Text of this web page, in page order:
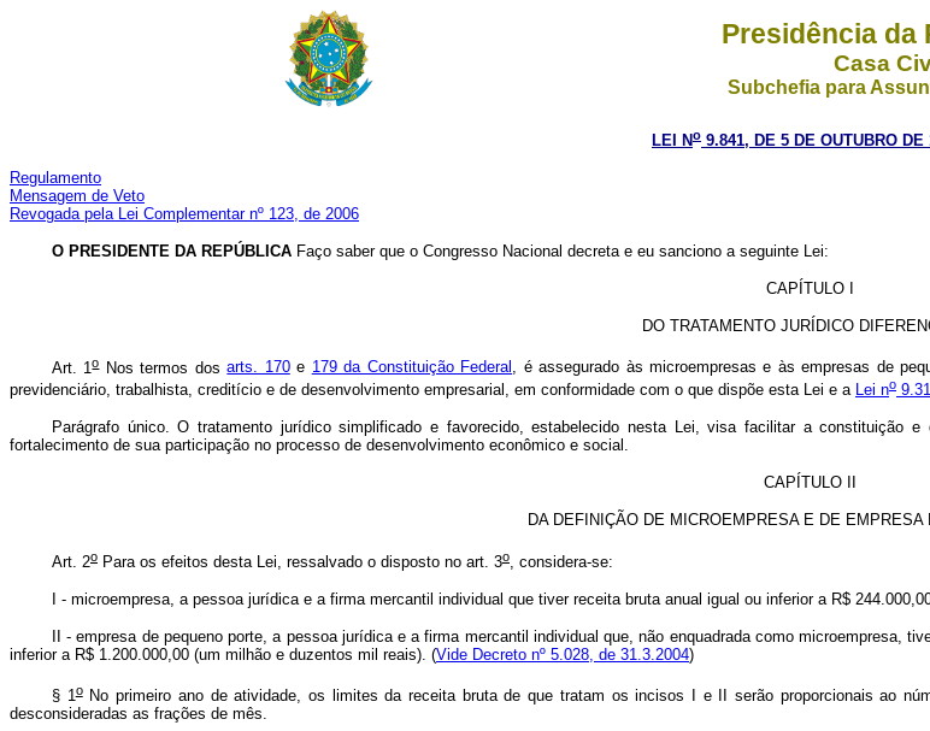
Presidência da
Casa
Subchefia para
LEI No 9.841, DE 5 DE OUTUBRO DE
Regulamento
Mensagem de Veto
Revogada pela Lei Complementar nº 123, de 2006
O PRESIDENTE DA REPÚBLICA Faço saber que o Congresso Nacional decreta e eu sanciono a seguinte Lei:
CAPÍTULO I
DO TRATAMENTO JURÍDICO
Art. 1o Nos termos dosarts. 170e 179 da Constituição Federal , é assegurado às microempresas e às empresas de
previdenciário, trabalhista, creditício e de desenvolvimento empresarial, em conformidade com o que dispõe esta Lei e a Lei no
Parágrafo único. O tratamento jurídico simplificado e favorecido, estabelecido nesta Lei, visa facilitar a constituição
fortalecimento de sua participação no processo de desenvolvimento econômico e social.
CAPÍTULO II
DA DEFINIÇÃO DE MICROEMPRESA E DE
Art. 2o Para os efeitos desta Lei, ressalvado o disposto no art. 3o , considera-se:
I - microempresa, a pessoa jurídica e a firma mercantil individual que tiver receita bruta anual igual ou inferior a R$
II - empresa de pequeno porte, a pessoa jurídica e a firma mercantil individual que, não enquadrada como microempresa,
inferior a R$ 1.200.000,00 (um milhão e duzentos mil reais). (Vide Decreto nº 5.028, de 31.3.2004)
§ 1oNo primeiro ano de atividade, os limites da receita bruta de que tratam os incisos I e II serão proporcionais ao
desconsideradas as frações de mês.